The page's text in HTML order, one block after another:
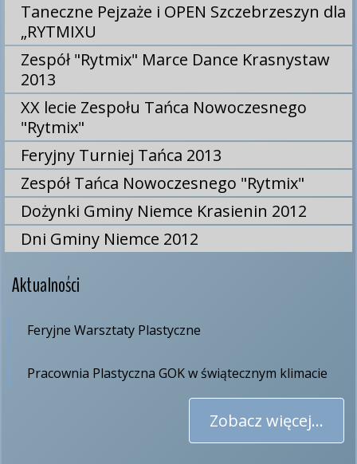
Taneczne Pejzaże i OPEN Szczebrzeszyn dla
„RYTMIXU
Zespół "Rytmix" Marce Dance Krasnystaw
2013
XX lecie Zespołu Tańca Nowoczesnego
"Rytmix"
Feryjny Turniej Tańca 2013
Zespół Tańca Nowoczesnego "Rytmix"
Dożynki Gminy Niemce Krasienin 2012
Dni Gminy Niemce 2012
Aktualności
Feryjne Warsztaty Plastyczne
Pracownia Plastyczna GOK w świątecznym klimacie
Zobacz więcej...